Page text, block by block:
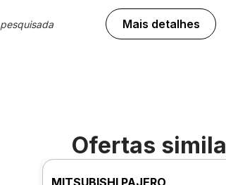
Mais detalhes
Ofertas
MITSUBISHI PAJERO